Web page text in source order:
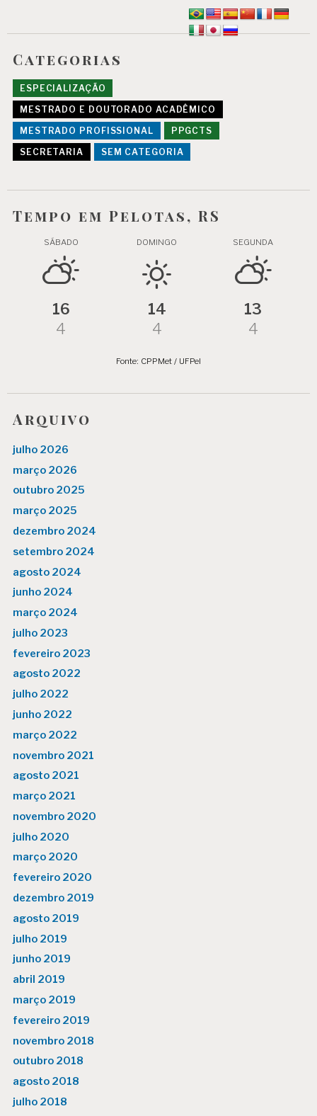
Categorias
ESPECIALIZAÇÃO
MESTRADO E DOUTORADO ACADÊMICO
MESTRADO PROFISSIONAL
PPGCTS
SECRETARIA
SEM CATEGORIA
Tempo em Pelotas, RS
SÁBADO
16
4
DOMINGO
14
4
SEGUNDA
13
4
Fonte: CPPMet / UFPel
Arquivo
julho 2026
março 2026
outubro 2025
março 2025
dezembro 2024
setembro 2024
agosto 2024
junho 2024
março 2024
julho 2023
fevereiro 2023
agosto 2022
julho 2022
junho 2022
março 2022
novembro 2021
agosto 2021
março 2021
novembro 2020
julho 2020
março 2020
fevereiro 2020
dezembro 2019
agosto 2019
julho 2019
junho 2019
abril 2019
março 2019
fevereiro 2019
novembro 2018
outubro 2018
agosto 2018
julho 2018